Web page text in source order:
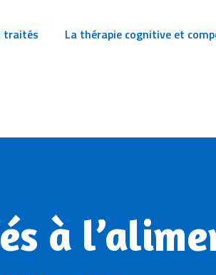
traités La thérapie cognitive et
à